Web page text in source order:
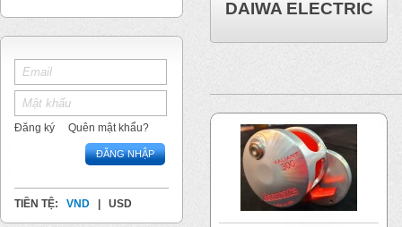
Đăng ký Quên mật khẩu?
ĐĂNG NHẬP
TIỀN TỆ: VND USD
DAIWA ELECTRIC